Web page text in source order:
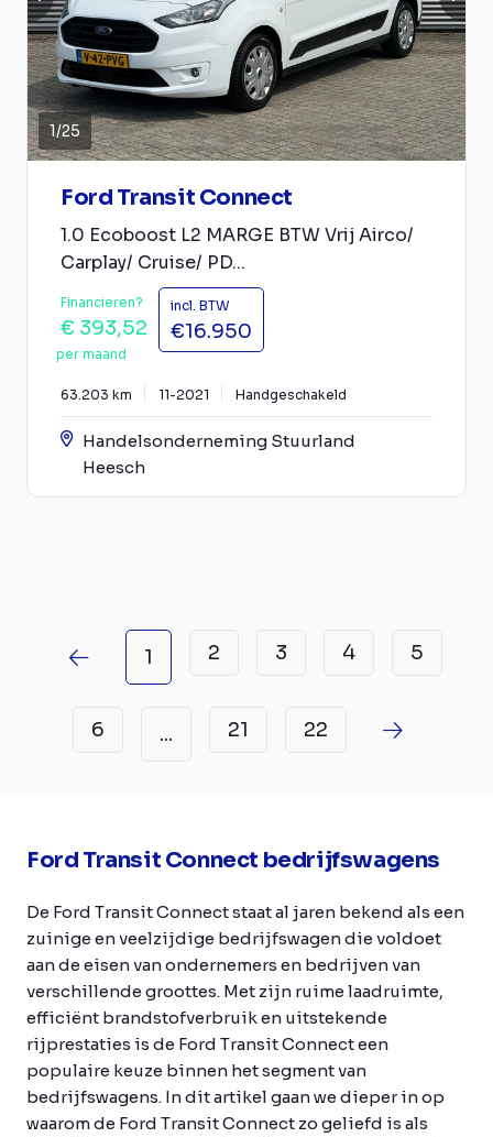
1/25
Ford Transit Connect
1.0 Ecoboost L2 MARGE BTW Vrij Airco/
Carplay/ Cruise/ PD...
Financieren?
€ 393,52
per maand
incl. BTW
€16.950
63.203 km 11-2021 Handgeschakeld
Handelsonderneming Stuurland
Heesch
1 2 3 4 5
6 ... 21 22
Ford Transit Connect bedrijfswagens
De Ford Transit Connect staat al jaren bekend als een
zuinige en veelzijdige bedrijfswagen die voldoet
aan de eisen van ondernemers en bedrijven van
verschillende groottes. Met zijn ruime laadruimte,
efficiënt brandstofverbruik en uitstekende
rijprestaties is de Ford Transit Connect een
populaire keuze binnen het segment van
bedrijfswagens. In dit artikel gaan we dieper in op
waarom de Ford Transit Connect zo geliefd is als